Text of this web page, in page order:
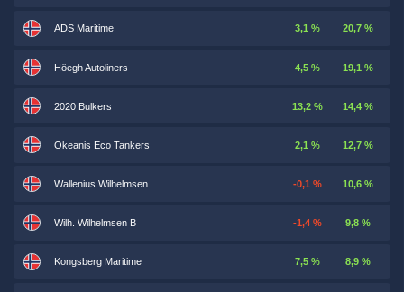
ADS Maritime 3,1 % 20,7 %
Höegh Autoliners 4,5 % 19,1 %
2020 Bulkers 13,2 % 14,4 %
Okeanis Eco Tankers 2,1 % 12,7 %
Wallenius Wilhelmsen -0,1 % 10,6 %
Wilh. Wilhelmsen B -1,4 % 9,8 %
Kongsberg Maritime 7,5 % 8,9 %